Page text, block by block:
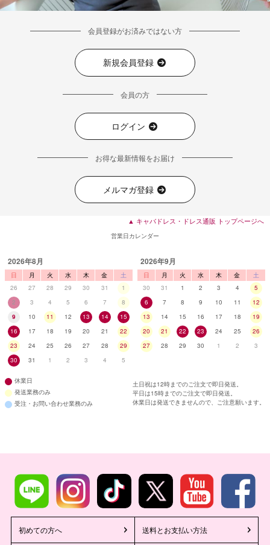
会員登録がお済みではない方
新規会員登録
会員の方
ログイン
お得な最新情報をお届け
メルマガ登録
▲ キャバドレス・ドレス通販 トップページへ
営業日カレンダー
2026年8月
日 月 火 水 木 金
土
26
27 28 29 30 31
1
2
3 4 5 6 7
8
9
10 11 12 13 14
15
16
17 18 19 20 21
22
23
24 25 26 27 28
29
30
31 1 2 3 4 5
2026年9月
日 月 火 水 木 金
土
30
31 1 2 3 4
5
6
7 8 9 10 11
12
13
14 15 16 17 18
19
20
21 22 23 24 25
26
27
28 29 30 1 2 3
休業日
発送業務のみ
受注・お問い合わせ業務のみ
土日祝は12時までのご注文で即日発送。
平日は15時までのご注文で即日発送。
休業日は発送できませんので、ご注意願います。
初めての方へ 送料とお支払い方法